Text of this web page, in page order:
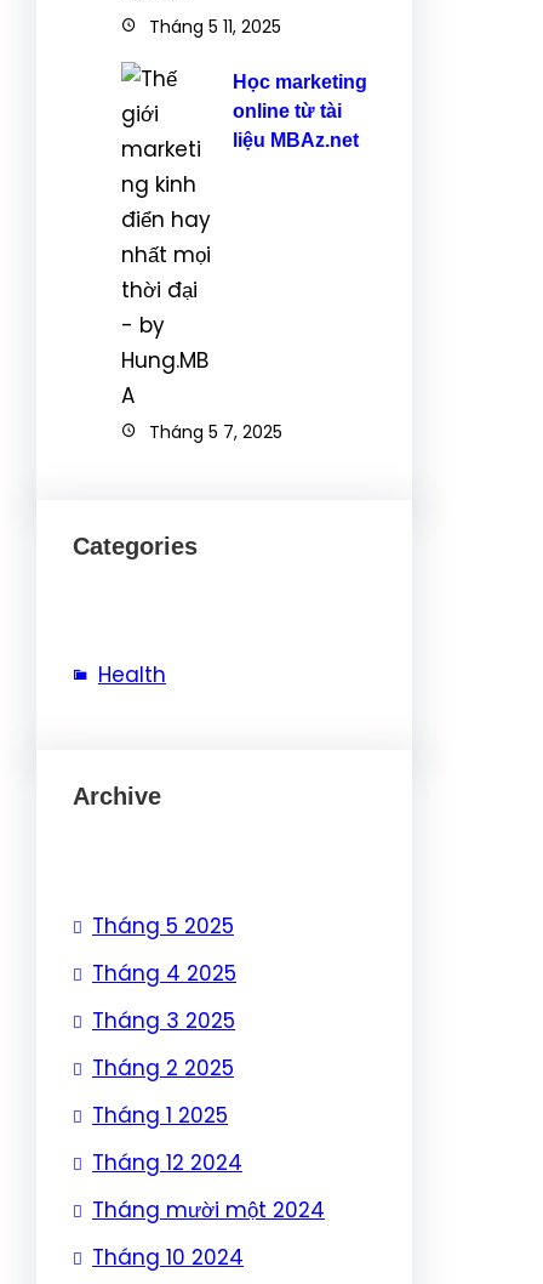
Tháng 5 11, 2025
Học marketing
online từ tài
liệu MBAz.net
Tháng 5 7, 2025
Categories
Health
Archive
Tháng 5 2025
Tháng 4 2025
Tháng 3 2025
Tháng 2 2025
Tháng 1 2025
Tháng 12 2024
Tháng mười một 2024
Tháng 10 2024